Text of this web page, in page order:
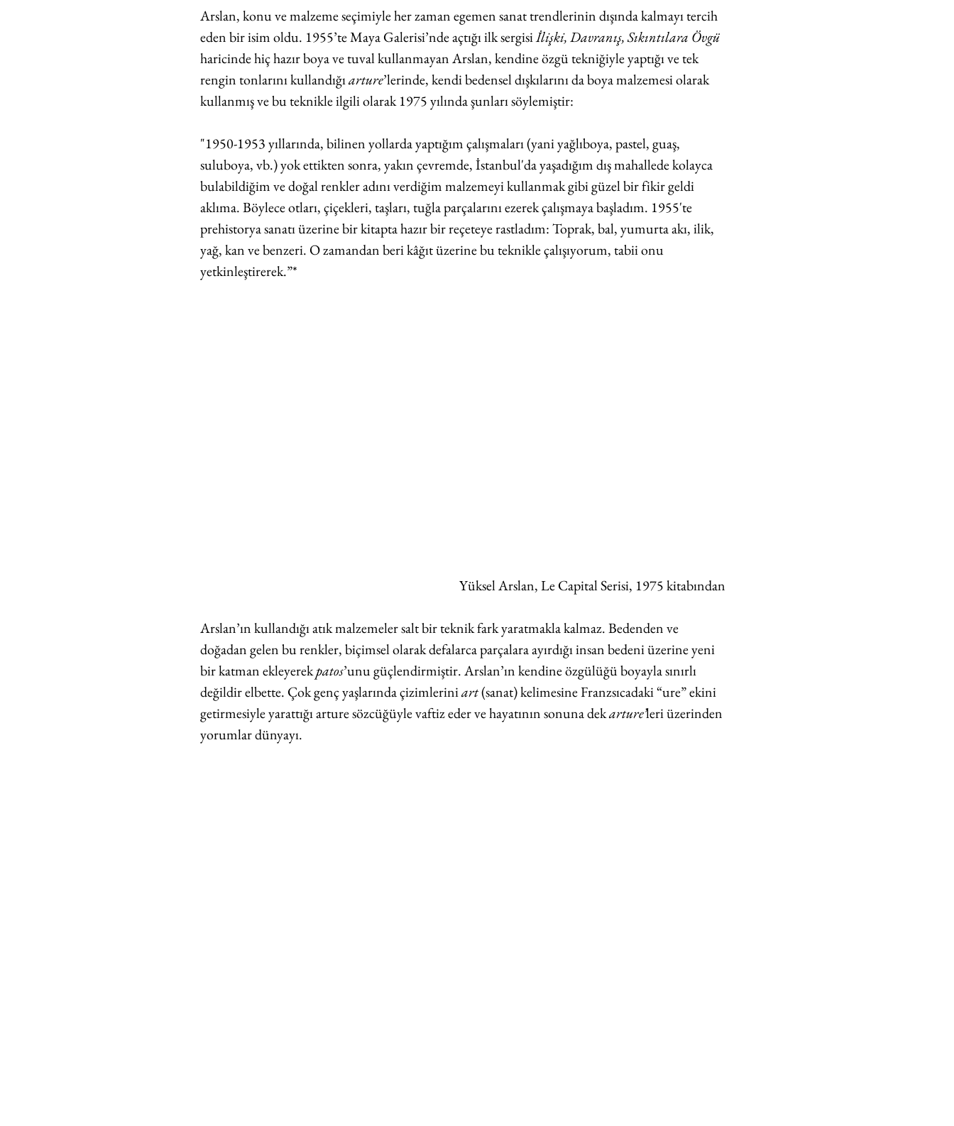
Arslan, konu ve malzeme seçimiyle her zaman egemen sanat trendlerinin dışında kalmayı tercih
eden bir isim oldu. 1955’te Maya Galerisi’nde açtığı ilk sergisi İlişki, Davranış, Sıkıntılara Övgü
haricinde hiç hazır boya ve tuval kullanmayan Arslan, kendine özgü tekniğiyle yaptığı ve tek
rengin tonlarını kullandığı arture’lerinde, kendi bedensel dışkılarını da boya malzemesi olarak
kullanmış ve bu teknikle ilgili olarak 1975 yılında şunları söylemiştir:
"1950-1953 yıllarında, bilinen yollarda yaptığım çalışmaları (yani yağlıboya, pastel, guaş,
suluboya, vb.) yok ettikten sonra, yakın çevremde, İstanbul'da yaşadığım dış mahallede kolayca
bulabildiğim ve doğal renkler adını verdiğim malzemeyi kullanmak gibi güzel bir fikir geldi
aklıma. Böylece otları, çiçekleri, taşları, tuğla parçalarını ezerek çalışmaya başladım. 1955'te
prehistorya sanatı üzerine bir kitapta hazır bir reçeteye rastladım: Toprak, bal, yumurta akı, ilik,
yağ, kan ve benzeri. O zamandan beri kâğıt üzerine bu teknikle çalışıyorum, tabii onu
yetkinleştirerek.”*
Yüksel Arslan, Le Capital Serisi, 1975 kitabından
Arslan’ın kullandığı atık malzemeler salt bir teknik fark yaratmakla kalmaz. Bedenden ve
doğadan gelen bu renkler, biçimsel olarak defalarca parçalara ayırdığı insan bedeni üzerine yeni
bir katman ekleyerek patos’unu güçlendirmiştir. Arslan’ın kendine özgülüğü boyayla sınırlı
değildir elbette. Çok genç yaşlarında çizimlerini art (sanat) kelimesine Franzsıcadaki “ure” ekini
getirmesiyle yarattığı arture sözcüğüyle vaftiz eder ve hayatının sonuna dek arture’leri üzerinden
yorumlar dünyayı.